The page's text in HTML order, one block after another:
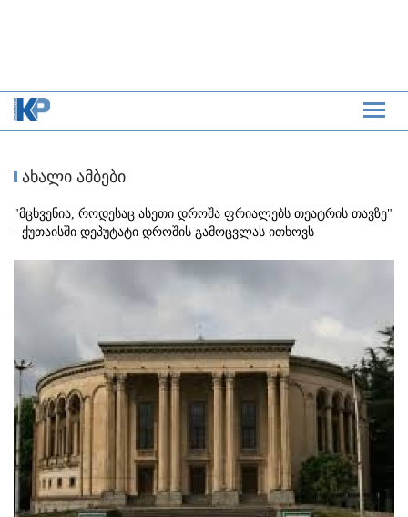
ახალი ამბები
"მცხვენია, როდესაც ასეთი დროშა ფრიალებს თეატრის თავზე"
- ქუთაისში დეპუტატი დროშის გამოცვლას ითხოვს